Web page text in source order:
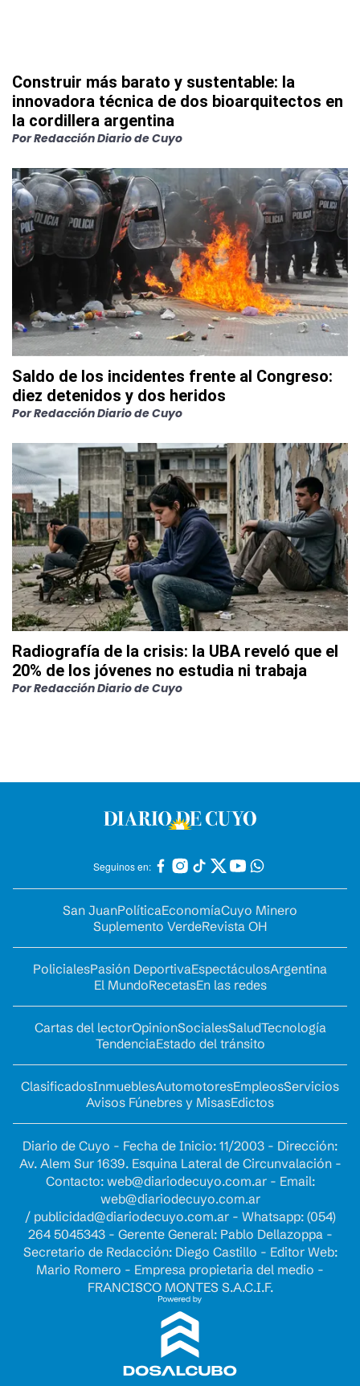
Construir más barato y sustentable: la
innovadora técnica de dos bioarquitectos en
la cordillera argentina
PorRedacción Diario de Cuyo
Saldo de los incidentes frente al Congreso:
diez detenidos y dos heridos
PorRedacción Diario de Cuyo
Radiografía de la crisis: la UBA reveló que el
20% de los jóvenes no estudia ni trabaja
PorRedacción Diario de Cuyo
Seguinos en:
San JuanPolíticaEconomíaCuyo Minero
Suplemento VerdeRevista OH
PolicialesPasión DeportivaEspectáculosArgentina
El MundoRecetasEn las redes
Cartas del lectorOpinionSocialesSaludTecnología
TendenciaEstado del tránsito
ClasificadosInmueblesAutomotoresEmpleosServicios
Avisos Fúnebres y MisasEdictos
Diario de Cuyo - Fecha de Inicio: 11/2003 - Dirección:
Av. Alem Sur 1639. Esquina Lateral de Circunvalación -
Contacto: web@diariodecuyo.com.ar- Email:
web@diariodecuyo.com.ar
/ publicidad@diariodecuyo.com.ar- Whatsapp: (054)
264 5045343 - Gerente General: Pablo Dellazoppa -
Secretario de Redacción: Diego Castillo - Editor Web:
Mario Romero - Empresa propietaria del medio -
FRANCISCO MONTES S.A.C.I.F.